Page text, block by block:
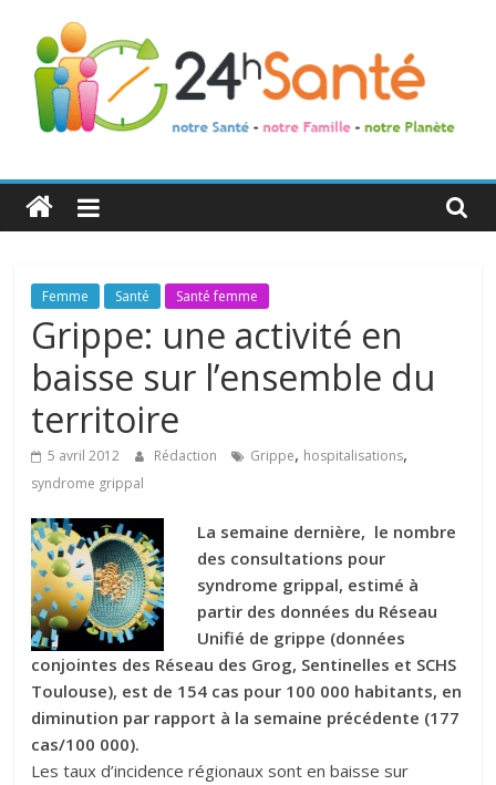
24h
Santé
La
santé
de
toute
famille
Femme Santé Santé femme
Grippe: une activité en
baisse sur l’ensemble du
territoire
5 avril 2012 Rédaction Grippe, hospitalisations,
syndrome grippal
La semaine dernière, le nombre
des consultations pour
syndrome grippal, estimé à
partir des données du Réseau
Unifié de grippe (données
conjointes des Réseau des Grog, Sentinelles et SCHS
Toulouse), est de 154 cas pour 100 000 habitants, en
diminution par rapport à la semaine précédente (177
cas/100 000).
Les taux d’incidence régionaux sont en baisse sur